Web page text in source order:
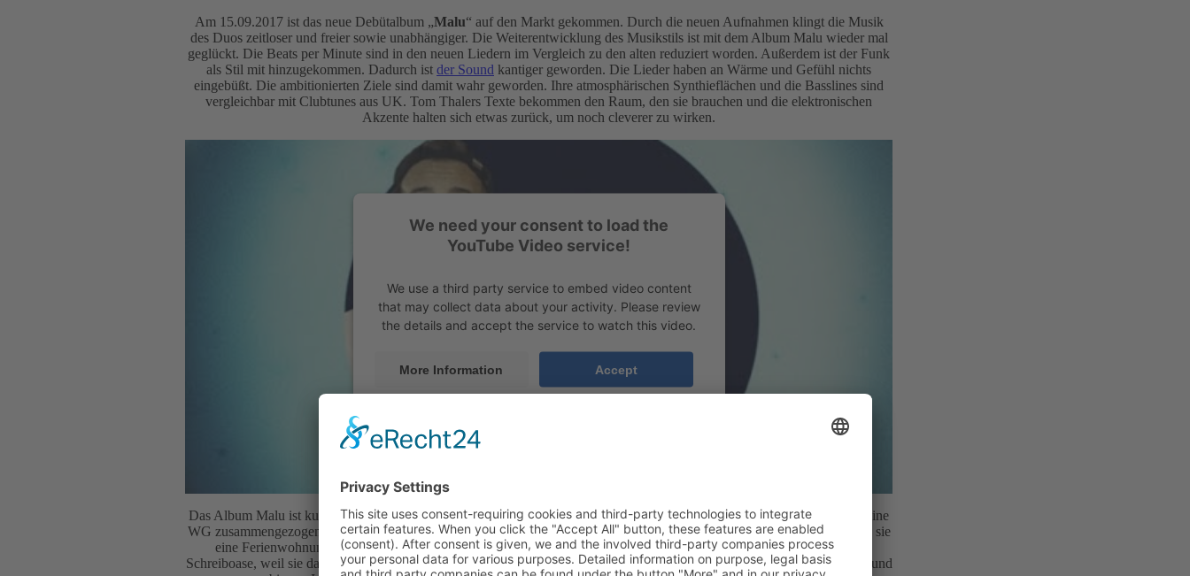
Am 15.09.2017 ist das neue Debütalbum „Malu“ auf den Markt gekommen. Durch die neuen Aufnahmen klingt die Musik
des Duos zeitloser und freier sowie unabhängiger. Die Weiterentwicklung des Musikstils ist mit dem Album Malu wieder mal
geglückt. Die Beats per Minute sind in den neuen Liedern im Vergleich zu den alten reduziert worden. Außerdem ist der Funk
als Stil mit hinzugekommen. Dadurch ist der Sound kantiger geworden. Die Lieder haben an Wärme und Gefühl nichts
eingebüßt. Die ambitionierten Ziele sind damit wahr geworden. Ihre atmosphärischen Synthieflächen und die Basslines sind
vergleichbar mit Clubtunes aus UK. Tom Thalers Texte bekommen den Raum, den sie brauchen und die elektronischen
Akzente halten sich etwas zurück, um noch cleverer zu wirken.
We need your consent to load the
YouTube Video service!
We use a third party service to embed video content
that may collect data about your activity. Please review
the details and accept the service to watch this video.
More Information Accept
Das Album Malu ist kurz nach dem Umzug in die Hauptstadt Berlin entstanden. In Berlin sind die beiden Musiker erst in eine
WG zusammengezogen. Dann haben sie sich direkt in den Riverside Studios in Berlin einquartiert. Auch in Holland haben sie
eine Ferienwohnung, in der sie sich neue Inspirationen holen können. Das Ferienhaus in der Niederlande nennen sie
Schreiboase, weil sie da besonders kreativ sind. Zusammen basteln sie anText und Melodie , während sie sich austauschen und